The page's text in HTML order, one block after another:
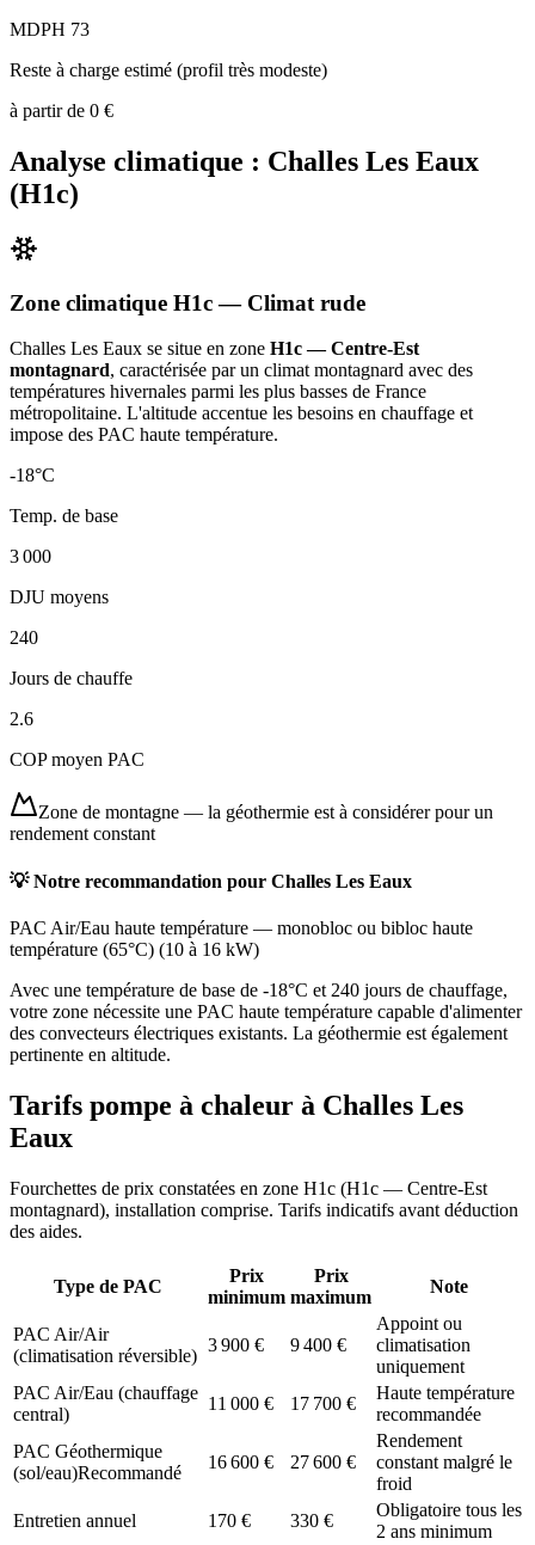
MDPH 73
Reste à charge estimé (profil très modeste)
à partir de 0 €
Analyse climatique : Challes Les Eaux
(H1c)
Zone climatique H1c— Climat rude
Challes Les Eaux se situe en zone H1c — Centre-Est
montagnard, caractérisée par un climat montagnard avec des
températures hivernales parmi les plus basses de France
métropolitaine. L'altitude accentue les besoins en chauffage et
impose des PAC haute température.
-18°C
Temp. de base
3 000
DJU moyens
240
Jours de chauffe
2.6
COP moyen PAC
Zone de montagne — la géothermie est à considérer pour un
rendement constant
💡 Notre recommandation pour Challes Les Eaux
PAC Air/Eau haute température — monobloc ou bibloc haute
température (65°C) (10 à 16 kW)
Avec une température de base de -18°C et 240 jours de chauffage,
votre zone nécessite une PAC haute température capable d'alimenter
des convecteurs électriques existants. La géothermie est également
pertinente en altitude.
Tarifs pompe à chaleur à Challes Les
Eaux
Fourchettes de prix constatées en zone H1c (H1c — Centre-Est
montagnard), installation comprise. Tarifs indicatifs avant déduction
des aides.
Type de PAC
Prix
minimum
Prix
maximum
Note
PAC Air/Air
(climatisation réversible)
3 900 € 9 400 €
Appoint ou
climatisation
uniquement
PAC Air/Eau (chauffage
central)
11 000 € 17 700 €
Haute température
recommandée
PAC Géothermique
(sol/eau)Recommandé
16 600 € 27 600 €
Rendement
constant malgré le
froid
Entretien annuel
170 € 330 €
Obligatoire tous les
2 ans minimum